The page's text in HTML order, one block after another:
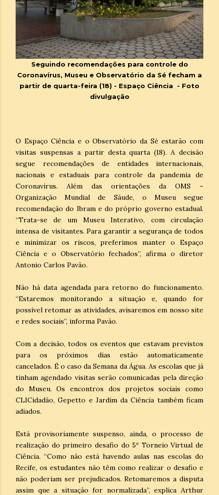
Seguindo recomendações para controle do
Coronavírus, Museu e Observatório da Sé fecham a
partir de quarta-feira (18) - Espaço Ciência - Foto
divulgação
O Espaço Ciência e o Observatório da Sé estarão com
visitas suspensas a partir desta quarta (18). A decisão
segue recomendações de entidades internacionais,
nacionais e estaduais para controle da pandemia de
Coronavírus. Além das orientações da OMS –
Organização Mundial de Sáude, o Museu segue
recomendação do Ibram e do próprio governo estadual.
“Trata-se de um Museu Interativo, com circulação
intensa de visitantes. Para garantir a segurança de todos
e minimizar os riscos, preferimos manter o Espaço
Ciência e o Observatório fechados”, afirma o diretor
Antonio Carlos Pavão.
Não há data agendada para retorno do funcionamento.
“Estaremos monitorando a situação e, quando for
possível retomar as atividades, avisaremos em nosso site
e redes sociais”, informa Pavão.
Com a decisão, todos os eventos que estavam previstos
para os próximos dias estão automaticamente
cancelados. É o caso da Semana da Água. As escolas que já
tinham agendado visitas serão comunicadas pela direção
do Museu. Os encontros dos projetos sociais como
CLICidadão, Gepetto e Jardim da Ciência também ficam
adiados.
Está provisoriamente suspenso, ainda, o processo de
realização do primeiro desafio do 5º Torneio Virtual de
Ciência. “Como não está havendo aulas nas escolas do
Recife, os estudantes não têm como realizar o desafio e
não poderiam ser prejudicados. Retomaremos a disputa
assim que a situação for normalizada”, explica Arthur